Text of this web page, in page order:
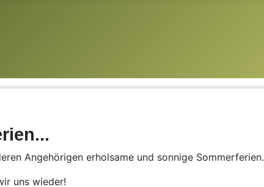
Angehörigen erholsame und sonnige Sommerferien.
uns wieder!